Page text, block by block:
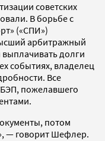
советских
В борьбе с
(«СПИ»)
арбитражный
долги
событиях, владелец
Все
пожелавшего
потом
— говорит Шефлер.